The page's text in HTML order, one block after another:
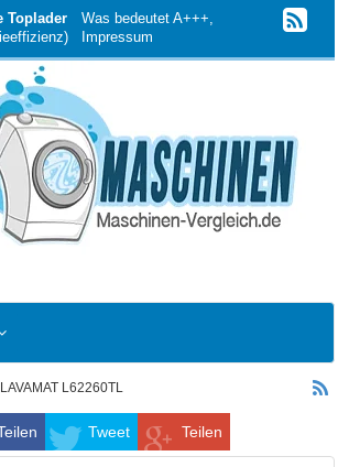
Toplader
Was bedeutet A+++,
Impressum
L62260TL
Tweet Teilen